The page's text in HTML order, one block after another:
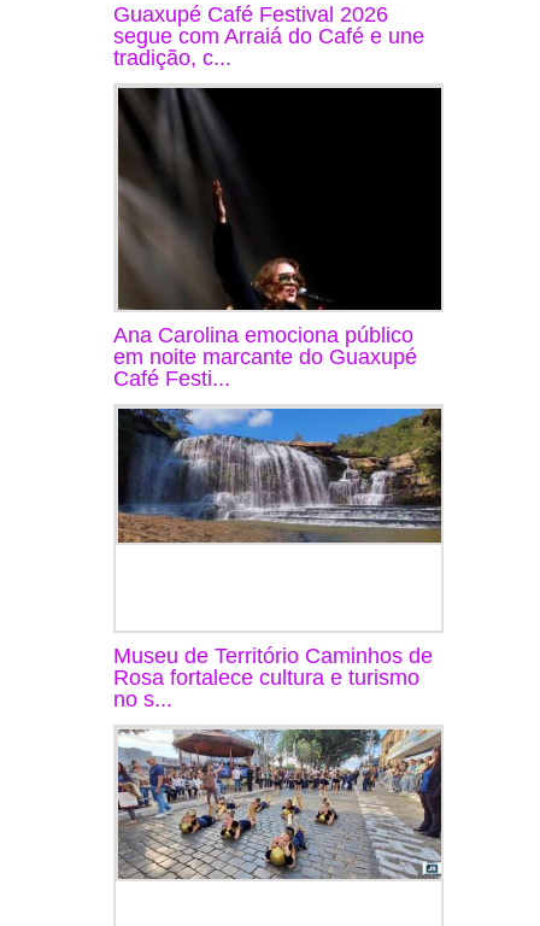
Guaxupé Café Festival 2026
segue com Arraiá do Café e une
tradição, c...
Ana Carolina emociona público
em noite marcante do Guaxupé
Café Festi...
Museu de Território Caminhos de
Rosa fortalece cultura e turismo
no s...